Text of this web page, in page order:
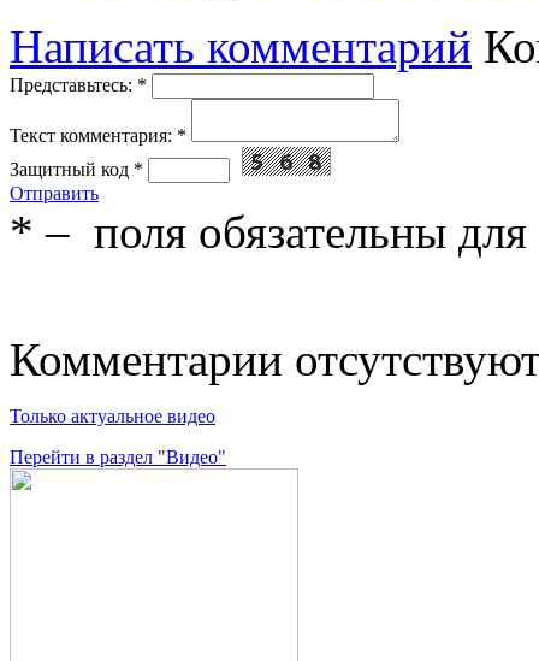
Написать комментарий
Представьтесь: *
Текст комментария: *
Защитный код *
Отправить
* – поля обязательны для
Комментарии
Только актуальное видео
Перейти в раздел "Видео"